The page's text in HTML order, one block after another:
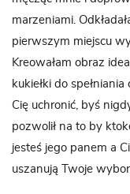
marzeniami.
pierwszym miejscu
Kreowałam obraz
kukiełki do
Cię uchronić, byś
pozwolił na to by
jesteś jego panem a
uszanują Twoje